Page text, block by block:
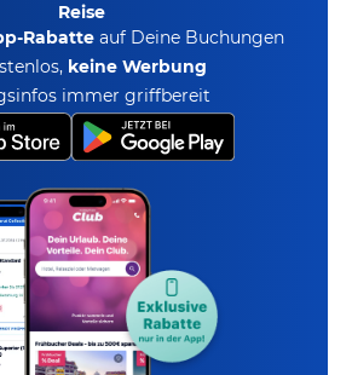
Reise
Rabatte auf Deine Buchungen
keine Werbung
immer griffbereit